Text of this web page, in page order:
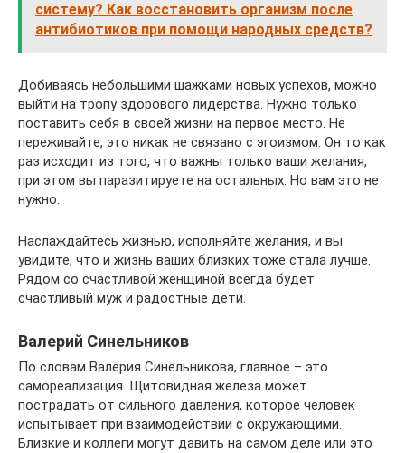
систему? Как восстановить организм после
антибиотиков при помощи народных средств?
Добиваясь небольшими шажками новых успехов, можно
выйти на тропу здорового лидерства. Нужно только
поставить себя в своей жизни на первое место. Не
переживайте, это никак не связано с эгоизмом. Он то как
раз исходит из того, что важны только ваши желания,
при этом вы паразитируете на остальных. Но вам это не
нужно.
Наслаждайтесь жизнью, исполняйте желания, и вы
увидите, что и жизнь ваших близких тоже стала лучше.
Рядом со счастливой женщиной всегда будет
счастливый муж и радостные дети.
Валерий Синельников
По словам Валерия Синельникова, главное – это
самореализация. Щитовидная железа может
пострадать от сильного давления, которое человек
испытывает при взаимодействии с окружающими.
Близкие и коллеги могут давить на самом деле или это